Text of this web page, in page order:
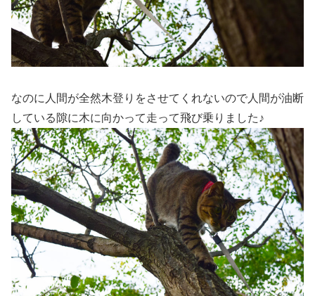
なのに人間が全然木登りをさせてくれないので人間が油断
している隙に木に向かって走って飛び乗りました♪